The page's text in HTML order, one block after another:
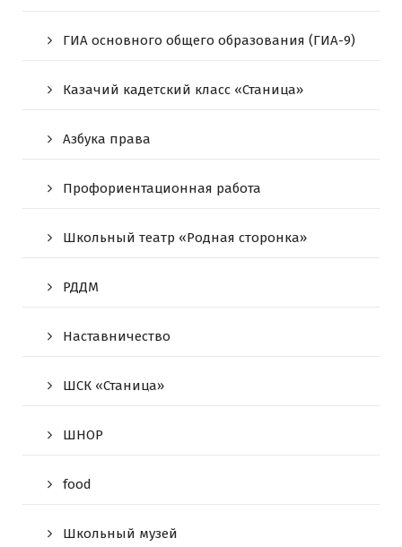
ГИА основного общего образования (ГИА-9)
Казачий кадетский класс «Станица»
Азбука права
Профориентационная работа
Школьный театр «Родная сторонка»
РДДМ
Наставничество
ШСК «Станица»
ШНОР
food
Школьный музей